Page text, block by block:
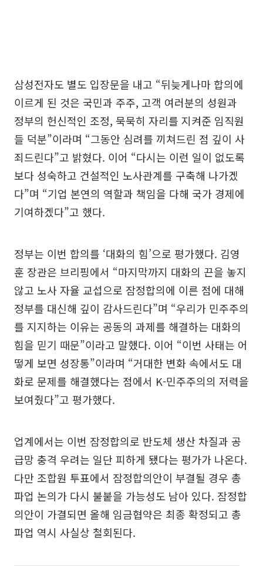
삼성전자도 별도 입장문을 내고 “뒤늦게나마 합의에
이르게 된 것은 국민과 주주, 고객 여러분의 성원과
정부의 헌신적인 조정, 묵묵히 자리를 지켜준 임직원
들 덕분”이라며 “그동안 심려를 끼쳐드린 점 깊이 사
죄드린다”고 밝혔다. 이어 “다시는 이런 일이 없도록
보다 성숙하고 건설적인 노사관계를 구축해 나가겠
다”며 “기업 본연의 역할과 책임을 다해 국가 경제에
기여하겠다”고 했다.
정부는 이번 합의를 ‘대화의 힘’으로 평가했다. 김영
훈 장관은 브리핑에서 “마지막까지 대화의 끈을 놓지
않고 노사 자율 교섭으로 잠정합의에 이른 점에 대해
정부를 대신해 깊이 감사드린다”며 “우리가 민주주의
를 지지하는 이유는 공동의 과제를 해결하는 대화의
힘을 믿기 때문”이라고 말했다. 이어 “이번 사태는 어
떻게 보면 성장통”이라며 “거대한 변화 속에서도 대
화로 문제를 해결했다는 점에서 K-민주주의의 저력을
보여줬다”고 평가했다.
업계에서는 이번 잠정합의로 반도체 생산 차질과 공
급망 충격 우려는 일단 피하게 됐다는 평가가 나온다.
다만 조합원 투표에서 잠정합의안이 부결될 경우 총
파업 논의가 다시 불붙을 가능성도 남아 있다. 잠정합
의안이 가결되면 올해 임금협약은 최종 확정되고 총
파업 역시 사실상 철회된다.